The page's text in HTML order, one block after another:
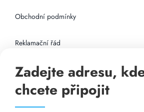
Obchodní podmínky
Reklamační řád
Připojení k internetu
Odkazy
Zadejte adresu,
chcete připojit